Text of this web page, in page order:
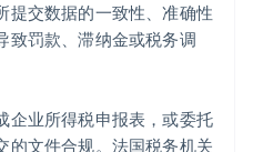
提交数据的一致性、准确性
致罚款、滞纳金或税务调
企业所得税申报表，或委托
的文件合规。法国税务机关